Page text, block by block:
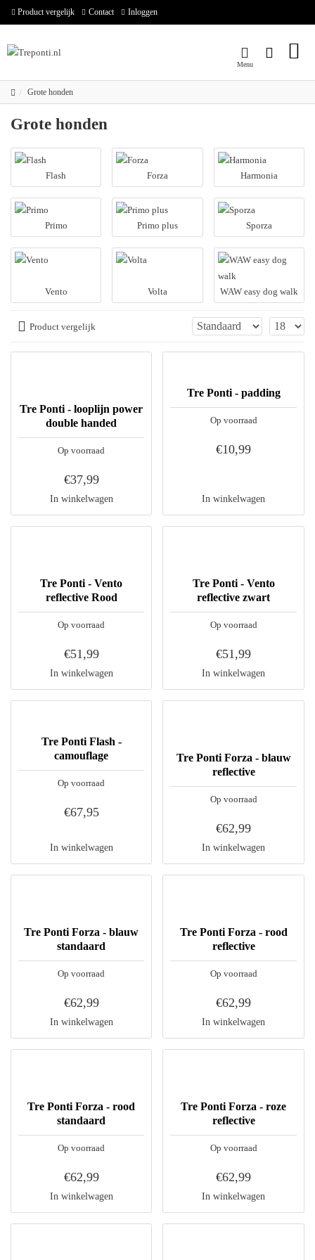
Product vergelijk Contact Inloggen
Grote honden
Grote honden
Flash Forza Harmonia
Primo Primo plus Sporza
Vento Volta WAW easy dog walk
Product vergelijk
Op voorraad
Tre Ponti - looplijn power
double handed
€37,99
In winkelwagen
Op voorraad
Tre Ponti - padding
€10,99
In winkelwagen
Op voorraad
Tre Ponti - Vento
reflective Rood
€51,99
In winkelwagen
Op voorraad
Tre Ponti - Vento
reflective zwart
€51,99
In winkelwagen
Op voorraad
Tre Ponti Flash -
camouflage
€67,95
In winkelwagen
Op voorraad
Tre Ponti Forza - blauw
reflective
€62,99
In winkelwagen
Op voorraad
Tre Ponti Forza - blauw
standaard
€62,99
In winkelwagen
Op voorraad
Tre Ponti Forza - rood
reflective
€62,99
In winkelwagen
Op voorraad
Tre Ponti Forza - rood
standaard
€62,99
In winkelwagen
Op voorraad
Tre Ponti Forza - roze
reflective
€62,99
In winkelwagen